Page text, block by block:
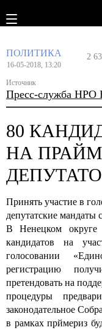
ПОЛИТИКА
16-05-2018, 13:20
Источник
Пресс-служба НРО
2
80
НА
Принять участие в
депутатские
В Ненецком округе
кандидатов на
голосовании
регистрацию
претендовать на
процедуры
законодательное
в рамках прймериз